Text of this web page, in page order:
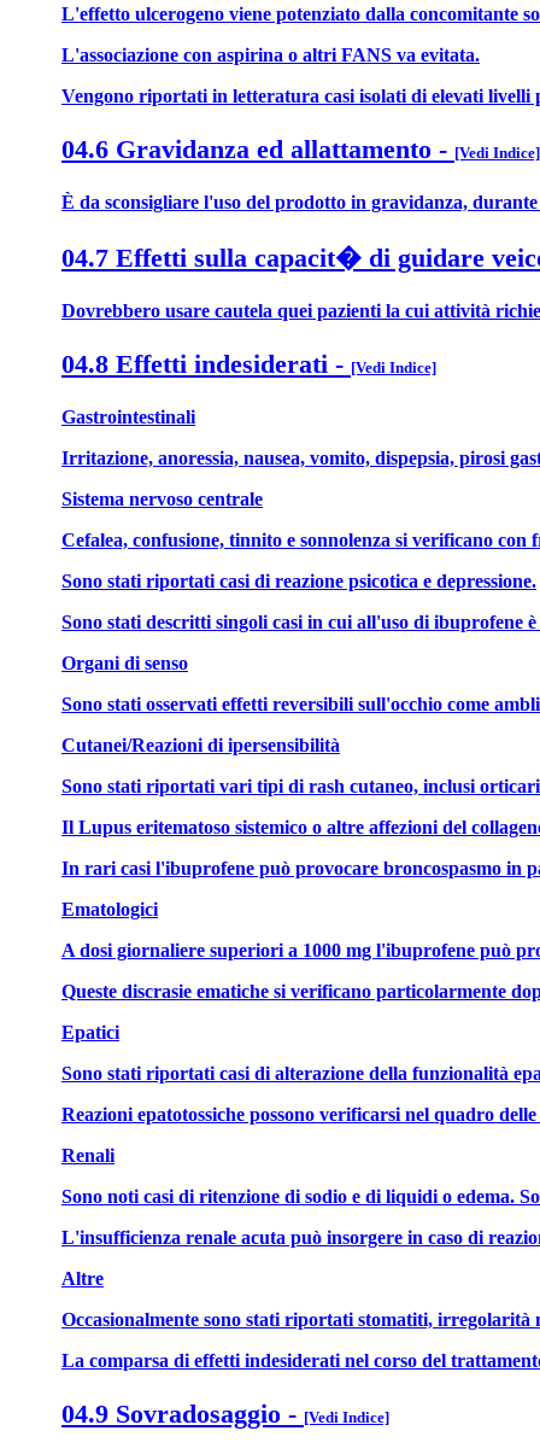
L'effetto ulcerogeno viene potenziato dalla concomitante
L'associazione con aspirina o altri FANS va evitata.
Vengono riportati in letteratura casi isolati di elevati livelli
04.6 Gravidanza ed allattamento - [Vedi Indice]
È da sconsigliare l'uso del prodotto in gravidanza,
04.7 Effetti sulla capacit� di guidare
Dovrebbero usare cautela quei pazienti la cui attività
04.8 Effetti indesiderati - [Vedi Indice]
Gastrointestinali
Irritazione, anoressia, nausea, vomito, dispepsia, pirosi
Sistema nervoso centrale
Cefalea, confusione, tinnito e sonnolenza si verificano
Sono stati riportati casi di reazione psicotica e depressione.
Sono stati descritti singoli casi in cui all'uso di ibuprofene
Organi di senso
Sono stati osservati effetti reversibili sull'occhio come
Cutanei/Reazioni di ipersensibilità
Sono stati riportati vari tipi di rash cutaneo, inclusi
Il Lupus eritematoso sistemico o altre affezioni del
In rari casi l'ibuprofene può provocare broncospasmo in
Ematologici
A dosi giornaliere superiori a 1000 mg l'ibuprofene può
Queste discrasie ematiche si verificano particolarmente
Epatici
Sono stati riportati casi di alterazione della funzionalità
Reazioni epatotossiche possono verificarsi nel quadro
Renali
Sono noti casi di ritenzione di sodio e di liquidi o edema.
L'insufficienza renale acuta può insorgere in caso di
Altre
Occasionalmente sono stati riportati stomatiti,
La comparsa di effetti indesiderati nel corso del
04.9 Sovradosaggio - [Vedi Indice]